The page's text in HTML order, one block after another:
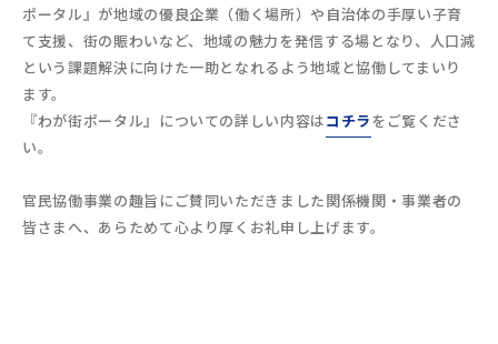
ポータル』が地域の優良企業（働く場所）や自治体の手厚い子育
て支援、街の賑わいなど、地域の魅力を発信する場となり、人口減
という課題解決に向けた一助となれるよう地域と協働してまいり
ます。
『わが街ポータル』についての詳しい内容はコチラをご覧くださ
い。
官民協働事業の趣旨にご賛同いただきました関係機関・事業者の
皆さまへ、あらためて心より厚くお礼申し上げます。